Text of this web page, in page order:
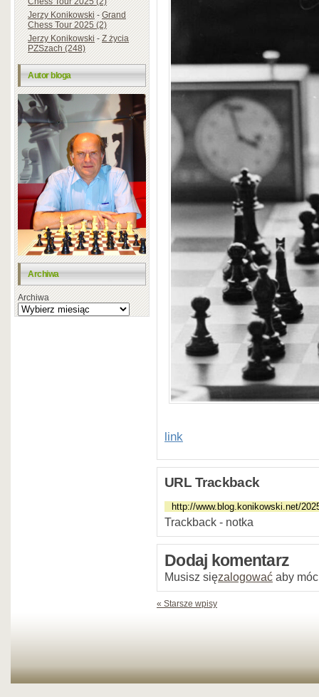
Jerzy Konikowski-Grand
Chess Tour 2025 (2)
Jerzy Konikowski-Z życia
PZSzach (248)
Autor bloga
Archiwa
Archiwa
link
URL Trackback
Trackback - notka
Dodaj komentarz
Musisz sięzalogować aby
« Starsze wpisy